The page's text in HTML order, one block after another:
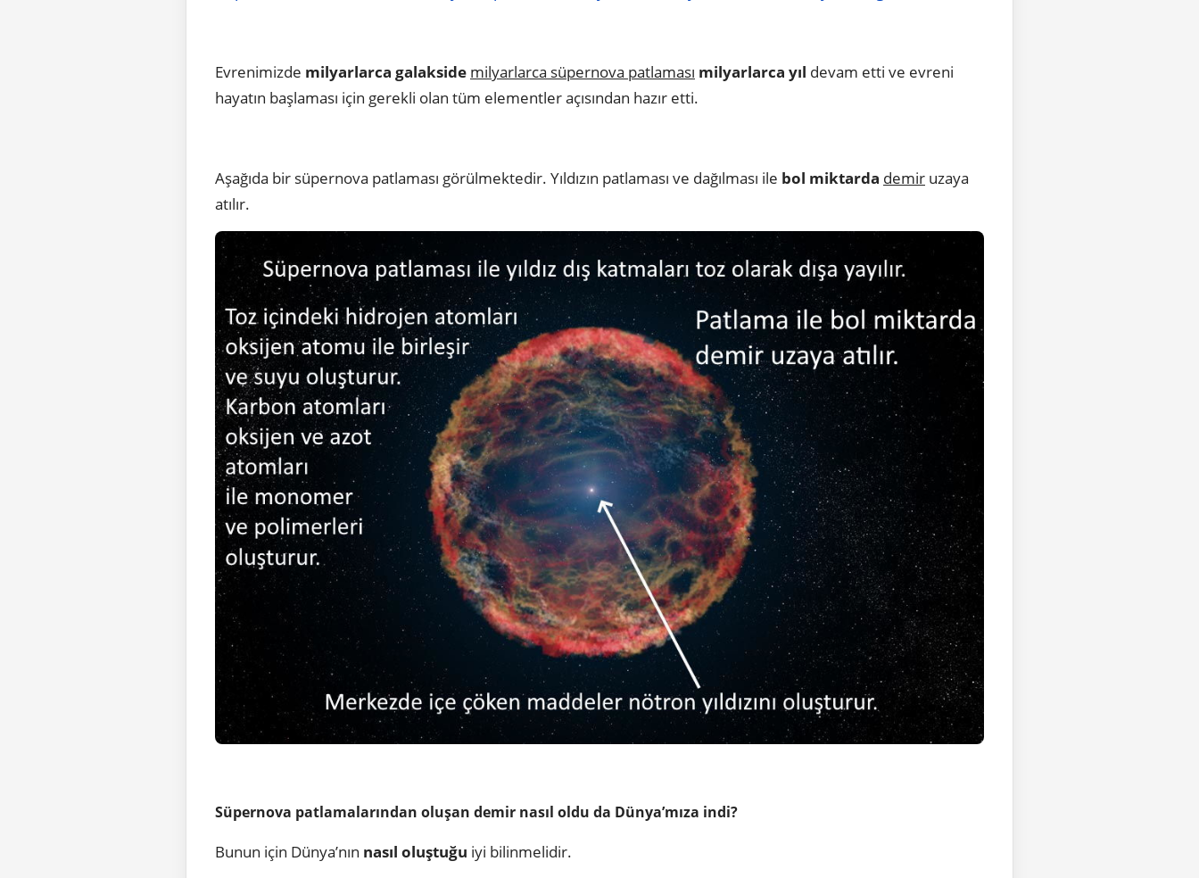
Evrenimizde milyarlarca galakside milyarlarca süpernova patlaması milyarlarca yıl devam etti ve evreni
hayatın başlaması için gerekli olan tüm elementler açısından hazır etti.
Aşağıda bir süpernova patlaması görülmektedir. Yıldızın patlaması ve dağılması ile bol miktarda demir uzaya
atılır.
Süpernova patlamalarından oluşan demir nasıl oldu da Dünya’mıza indi?
Bunun için Dünya’nın nasıl oluştuğu iyi bilinmelidir.